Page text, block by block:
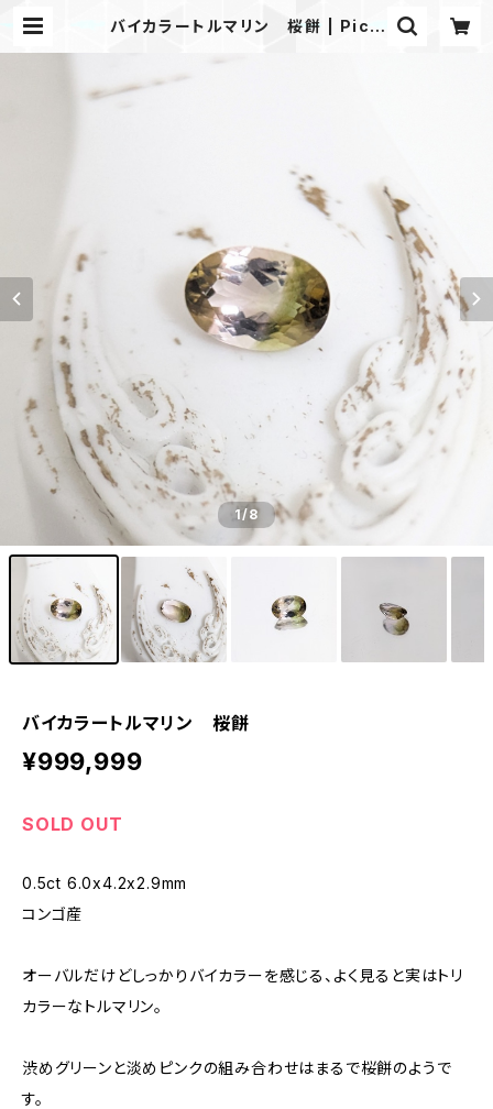
バイカラートルマリン 桜餅 | PicG
1/8
バイカラートルマリン 桜餅
¥999,999
SOLD OUT
0.5ct 6.0x4.2x2.9mm
コンゴ産
オーバルだけどしっかりバイカラーを感じる、よく見ると実はトリ
カラーなトルマリン。
渋めグリーンと淡めピンクの組み合わせはまるで桜餅のようで
す。